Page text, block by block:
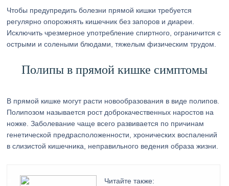
Чтобы предупредить болезни прямой кишки требуется
регулярно опорожнять кишечник без запоров и диареи.
Исключить чрезмерное употребление спиртного, ограничится с
острыми и солеными блюдами, тяжелым физическим трудом.
Полипы в прямой кишке симптомы
В прямой кишке могут расти новообразования в виде полипов.
Полипозом называется рост доброкачественных наростов на
ножке. Заболевание чаще всего развивается по причинам
генетической предрасположенности, хронических воспалений
в слизистой кишечника, неправильного ведения образа жизни.
Читайте также: